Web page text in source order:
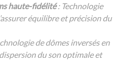
haute-fidélité: Technologie
équilibre et précision du
de dômes inversés en
du son optimale et